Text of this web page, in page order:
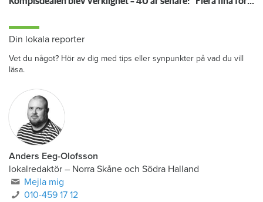
Din lokala reporter
Vet du något? Hör av dig med tips eller synpunkter på vad du vill
läsa.
Anders Eeg-Olofsson
lokalredaktör – Norra Skåne och Södra Halland
Mejla mig
010-459 17 12